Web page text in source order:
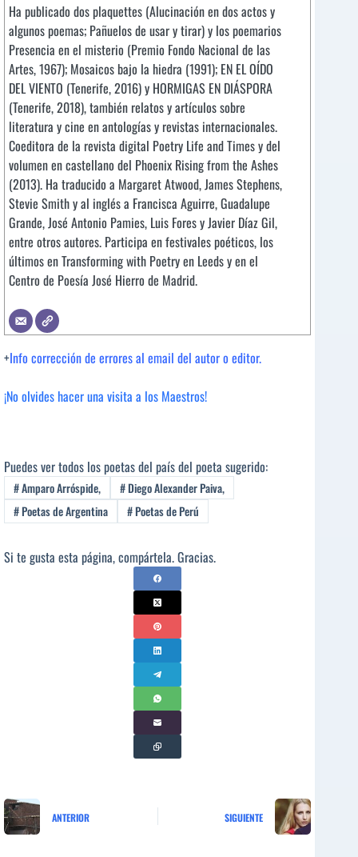
Ha publicado dos plaquettes (Alucinación en dos actos y
algunos poemas; Pañuelos de usar y tirar) y los poemarios
Presencia en el misterio (Premio Fondo Nacional de las
Artes, 1967); Mosaicos bajo la hiedra (1991); EN EL OÍDO
DEL VIENTO (Tenerife, 2016) y HORMIGAS EN DIÁSPORA
(Tenerife, 2018), también relatos y artículos sobre
literatura y cine en antologías y revistas internacionales.
Coeditora de la revista digital Poetry Life and Times y del
volumen en castellano del Phoenix Rising from the Ashes
(2013). Ha traducido a Margaret Atwood, James Stephens,
Stevie Smith y al inglés a Francisca Aguirre, Guadalupe
Grande, José Antonio Pamies, Luis Fores y Javier Díaz Gil,
entre otros autores. Participa en festivales poéticos, los
últimos en Transforming with Poetry en Leeds y en el
Centro de Poesía José Hierro de Madrid.
+Info corrección de errores al email del autor o editor.
¡No olvides hacer una visita a los Maestros!
Puedes ver todos los poetas del país del poeta sugerido:
#Amparo Arróspide, #Diego Alexander Paiva,
#Poetas de Argentina #Poetas de Perú
Si te gusta esta página, compártela. Gracias.
ANTERIOR SIGUIENTE